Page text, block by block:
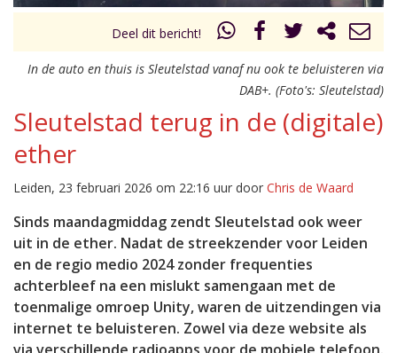
Deel dit bericht!
In de auto en thuis is Sleutelstad vanaf nu ook te beluisteren via
DAB+. (Foto's: Sleutelstad)
Sleutelstad terug in de (digitale)
ether
Leiden, 23 februari 2026 om 22:16 uur door Chris de Waard
Sinds maandagmiddag zendt Sleutelstad ook weer
uit in de ether. Nadat de streekzender voor Leiden
en de regio medio 2024 zonder frequenties
achterbleef na een mislukt samengaan met de
toenmalige omroep Unity, waren de uitzendingen via
internet te beluisteren. Zowel via deze website als